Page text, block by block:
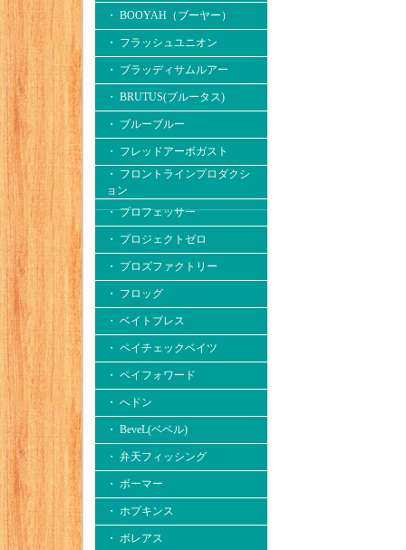
・ BOOYAH（ブーヤー）
・ フラッシュユニオン
・ ブラッディサムルアー
・ BRUTUS(ブルータス)
・ ブルーブルー
・ フレッドアーボガスト
・ フロントラインプロダクシ
ョン
・ プロフェッサー
・ プロジェクトゼロ
・ プロズファクトリー
・ フロッグ
・ ベイトブレス
・ ペイチェックベイツ
・ ペイフォワード
・ へドン
・ BeveL(ベベル)
・ 弁天フィッシング
・ ボーマー
・ ホプキンス
・ ボレアス